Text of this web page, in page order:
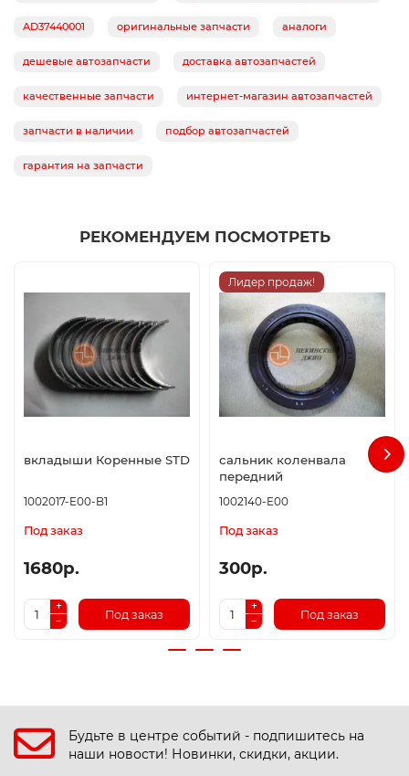
AD37440001 оригинальные запчасти аналоги
дешевые автозапчасти доставка автозапчастей
качественные запчасти интернет-магазин автозапчастей
запчасти в наличии подбор автозапчастей
гарантия на запчасти
РЕКОМЕНДУЕМ ПОСМОТРЕТЬ
вкладыши Коренные STD
1002017-E00-B1
Под заказ
1680р.
Под заказ
Лидер продаж!
сальник коленвала
передний
1002140-E00
Под заказ
300р.
Под заказ
Будьте в центре событий - подпишитесь на
наши новости! Новинки, скидки, акции.